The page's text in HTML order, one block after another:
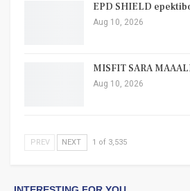
EPD SHIELD
Aug 10, 2026
MISFIT SARA
Aug 10, 2026
PREV NEXT 1 of 3,535